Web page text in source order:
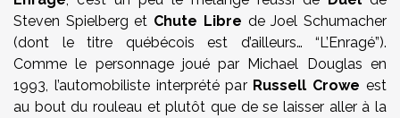
Steven Spielberg et Chute Libre de Joel Schumacher
(dont le titre québécois est d’ailleurs… “L’Enragé”).
Comme le personnage joué par Michael Douglas en
1993, l’automobiliste interprété par Russell Crowe est
au bout du rouleau et plutôt que de se laisser aller à la